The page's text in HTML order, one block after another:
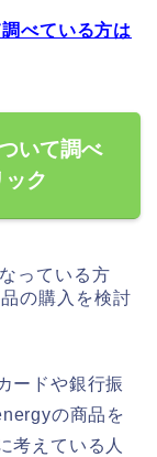
べている方は
いて調べ
ク
っている方
の購入を検討
ードや銀行振
の商品を
考えている人